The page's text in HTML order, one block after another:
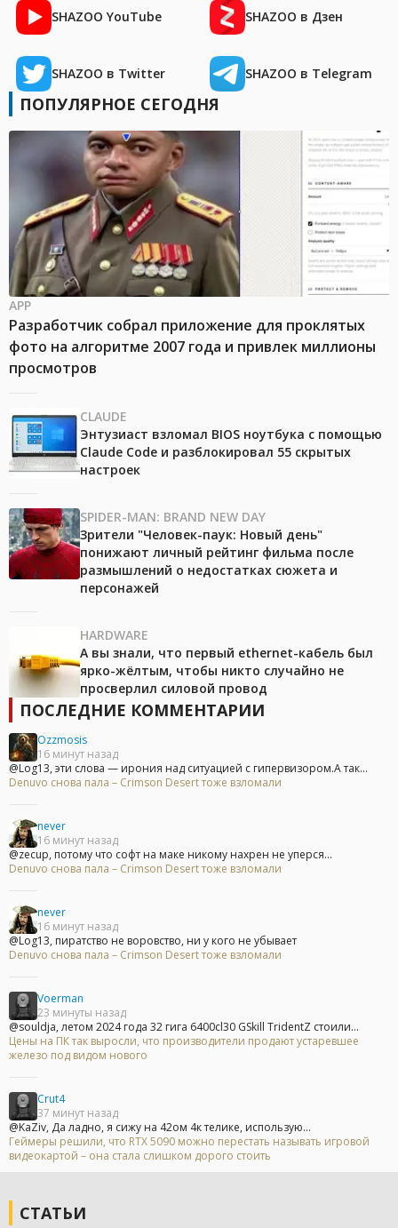
SHAZOO YouTube SHAZOO в Дзен
SHAZOO в Twitter SHAZOO в Telegram
ПОПУЛЯРНОЕ СЕГОДНЯ
APP
Разработчик собрал приложение для проклятых
фото на алгоритме 2007 года и привлек миллионы
просмотров
CLAUDE
Энтузиаст взломал BIOS ноутбука с помощью
Claude Code и разблокировал 55 скрытых
настроек
SPIDER-MAN: BRAND NEW DAY
Зрители "Человек-паук: Новый день"
понижают личный рейтинг фильма после
размышлений о недостатках сюжета и
персонажей
HARDWARE
А вы знали, что первый ethernet-кабель был
ярко-жёлтым, чтобы никто случайно не
просверлил силовой провод
ПОСЛЕДНИЕ КОММЕНТАРИИ
Ozzmosis
16 минут назад
@Log13, эти слова — ирония над ситуацией с гипервизором.А так...
Denuvo снова пала – Crimson Desert тоже взломали
never
16 минут назад
@zecup, потому что софт на маке никому нахрен не уперся...
Denuvo снова пала – Crimson Desert тоже взломали
never
16 минут назад
@Log13, пиратство не воровство, ни у кого не убывает
Denuvo снова пала – Crimson Desert тоже взломали
Voerman
23 минуты назад
@souldja, летом 2024 года 32 гига 6400cl30 GSkill TridentZ стоили...
Цены на ПК так выросли, что производители продают устаревшее
железо под видом нового
Crut4
37 минут назад
@KaZiv, Да ладно, я сижу на 42ом 4к телике, использую...
Геймеры решили, что RTX 5090 можно перестать называть игровой
видеокартой – она стала слишком дорого стоить
СТАТЬИ